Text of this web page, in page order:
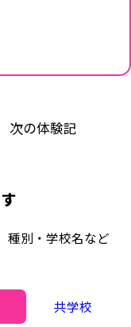
種別・学校名など
共学校
次の体験記